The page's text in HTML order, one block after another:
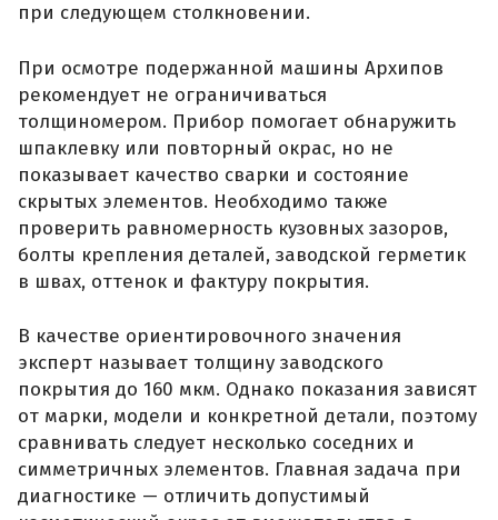
при следующем столкновении.
При осмотре подержанной машины Архипов
рекомендует не ограничиваться
толщиномером. Прибор помогает обнаружить
шпаклевку или повторный окрас, но не
показывает качество сварки и состояние
скрытых элементов. Необходимо также
проверить равномерность кузовных зазоров,
болты крепления деталей, заводской герметик
в швах, оттенок и фактуру покрытия.
В качестве ориентировочного значения
эксперт называет толщину заводского
покрытия до 160 мкм. Однако показания зависят
от марки, модели и конкретной детали, поэтому
сравнивать следует несколько соседних и
симметричных элементов. Главная задача при
диагностике — отличить допустимый